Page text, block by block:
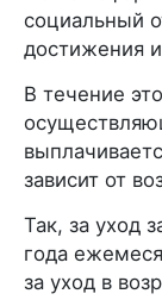
социальный
достижения
В течение
зависит от
Так, за уход
года
за уход в